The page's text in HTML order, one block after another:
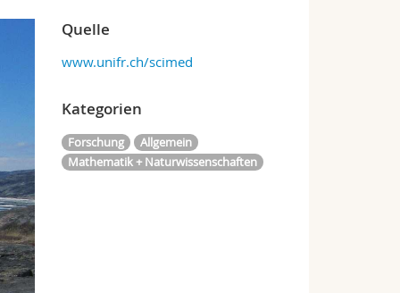
Quelle
www.unifr.ch/scimed
Kategorien
Forschung
Allgemein
Mathematik + Naturwissenschaften